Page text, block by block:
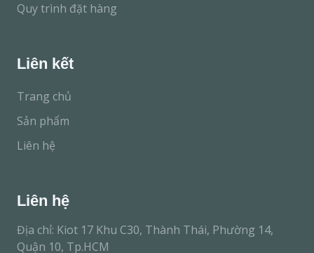
Quy trình đặt hàng
Liên kết
Trang chủ
Sản phẩm
Liên hệ
Liên hệ
Địa chỉ: Kiot 17 Khu C30, Thành Thái, Phường 14,
Quận 10, Tp.HCM